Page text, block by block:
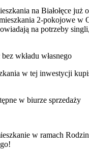
na Białołęce już
2‑pokojowe w
na potrzeby
wkładu własnego
w tej inwestycji
w biurze sprzedaży
w ramach